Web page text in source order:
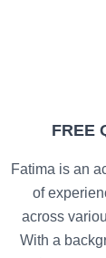
FREE
Fatima is an
of
across
With a